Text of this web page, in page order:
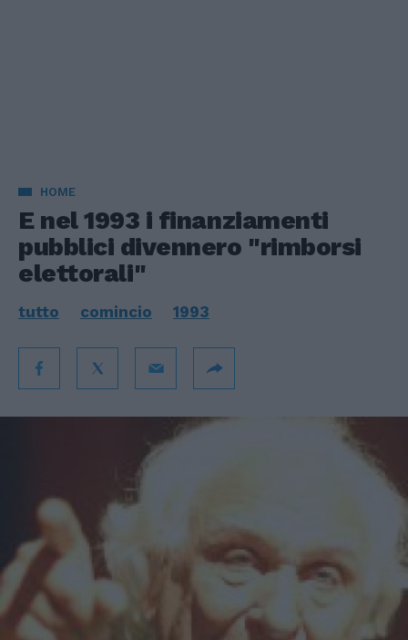
HOME
E nel 1993 i finanziamenti
pubblici divennero "rimborsi
elettorali"
tutto comincio 1993